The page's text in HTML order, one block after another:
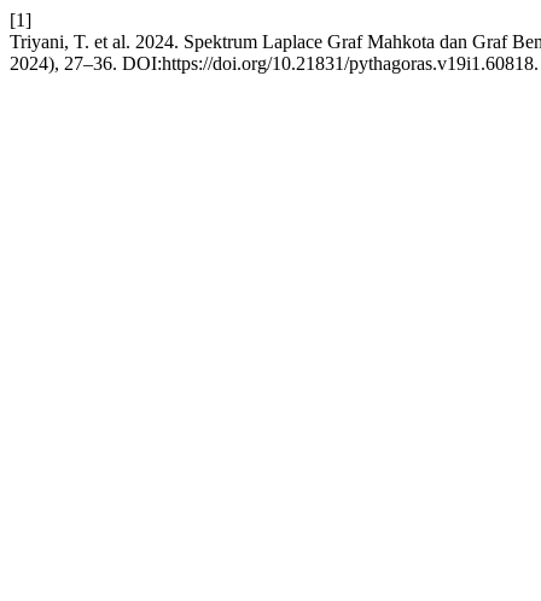
[1]
Triyani, T. et al. 2024. Spektrum Laplace Graf Mahkota dan Graf
2024), 27–36. DOI:https://doi.org/10.21831/pythagoras.v19i1.60818.